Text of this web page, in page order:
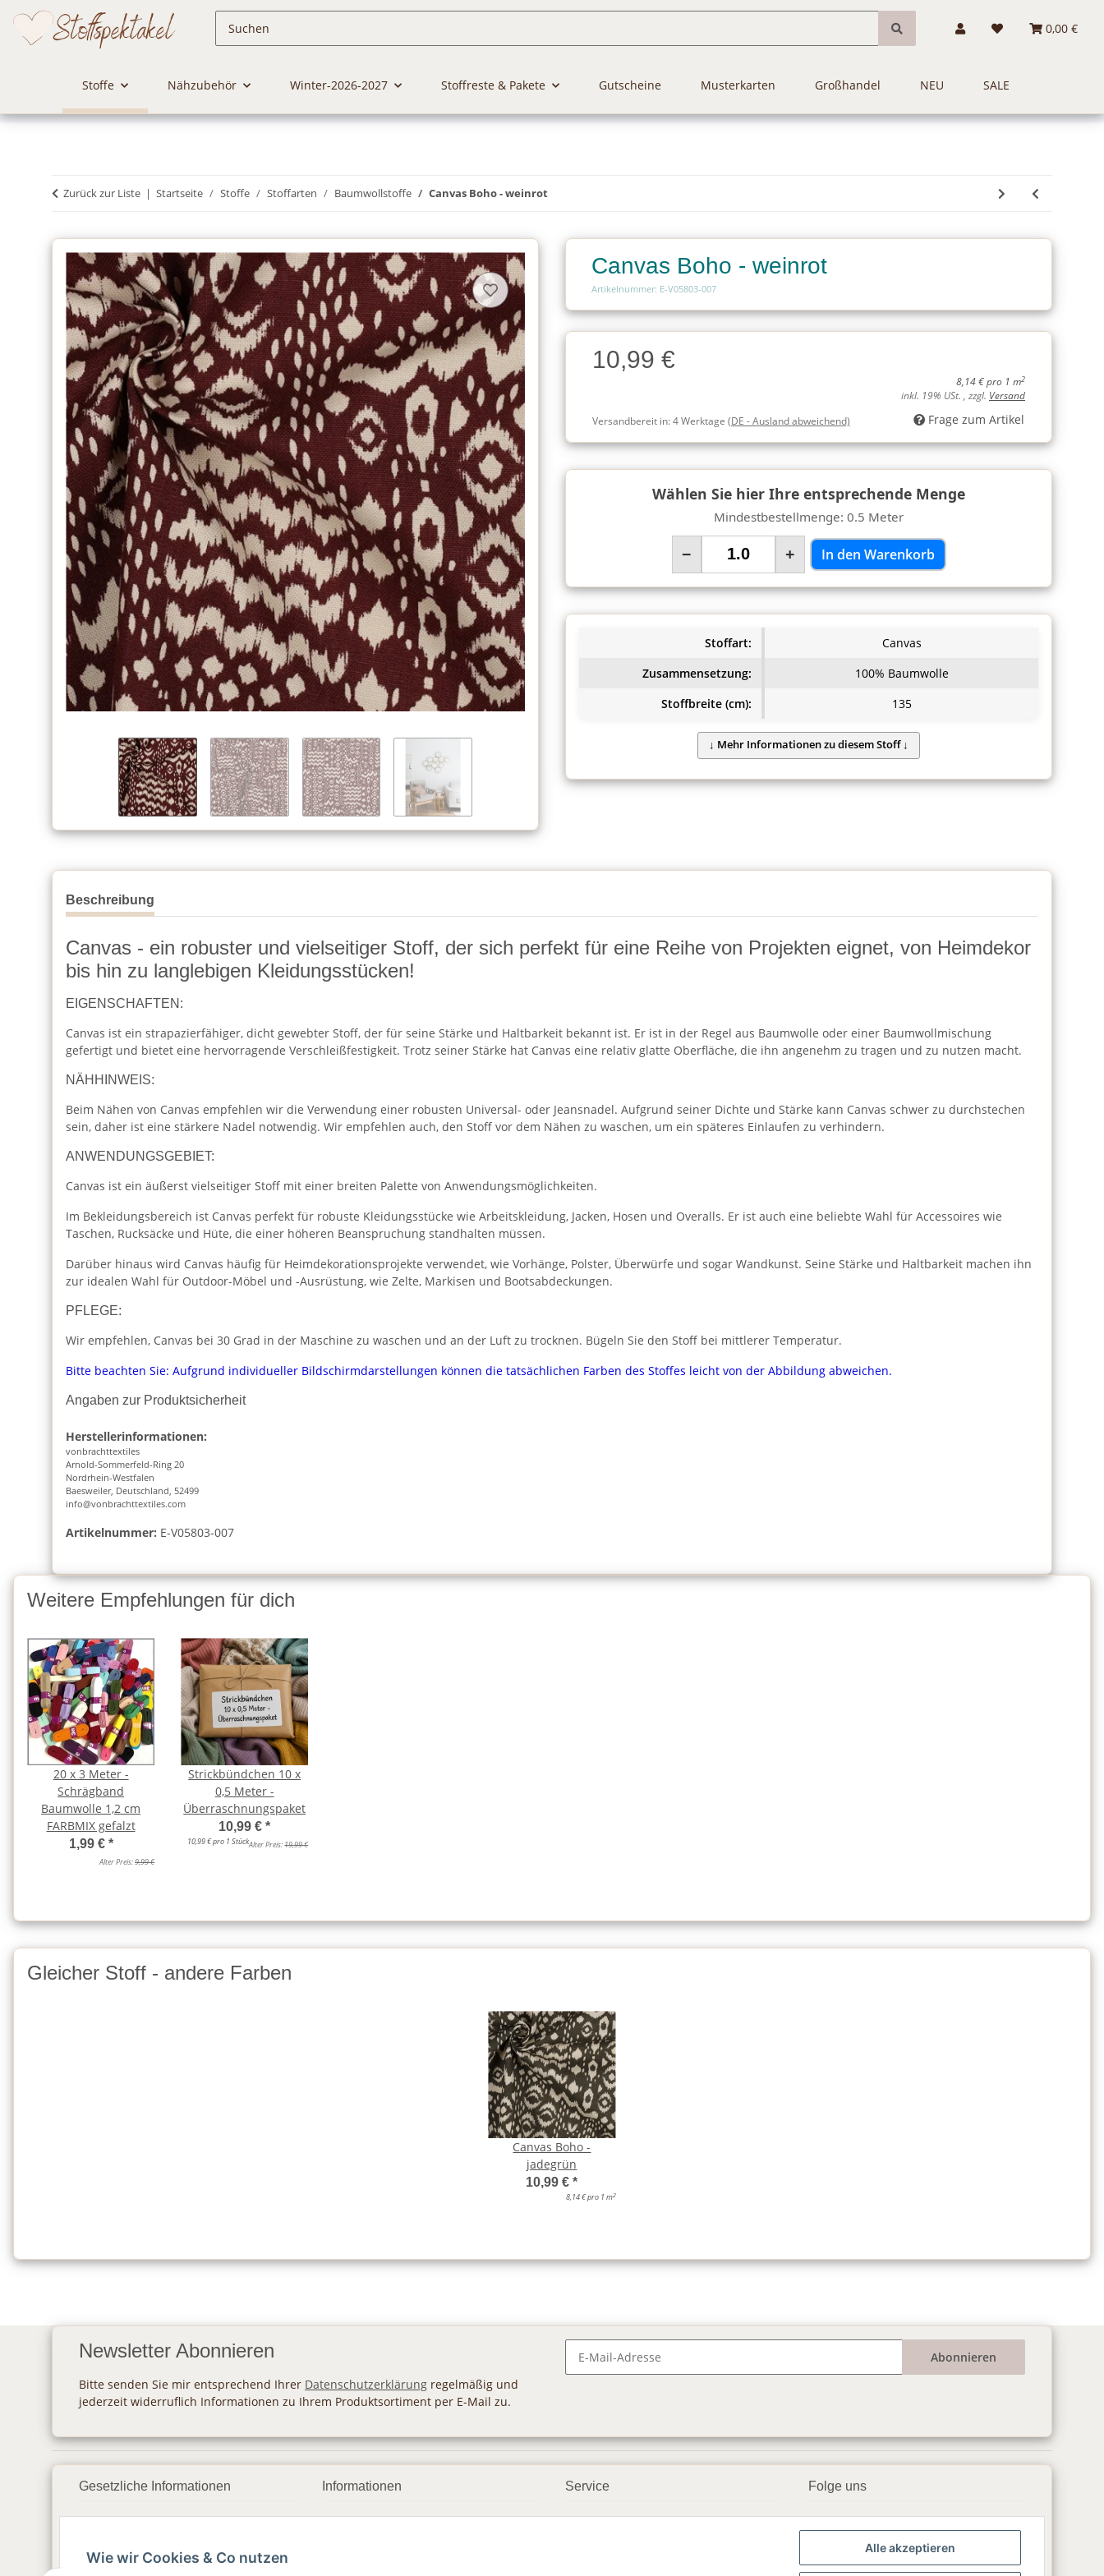
0,00 €
Stoffe Nähzubehör Winter-2026-2027 Stoffreste & Pakete Gutscheine Musterkarten Großhandel NEU SALE
Zurück zur Liste Startseite Stoffe Stoffarten Baumwollstoffe Canvas Boho - weinrot
Canvas Boho - weinrot
Artikelnummer: E-V05803-007
Charge
Charge10,99 €
8,14 € pro 1 m2
inkl. 19% USt. , zzgl. Versand
Versandbereit in:4 Werktage (DE - Ausland abweichend) Frage zum Artikel
Wählen Sie hier Ihre entsprechende Menge
Mindestbestellmenge: 0.5 Meter
− + In den Warenkorb
Stoffart:
Canvas
Zusammensetzung:
100% Baumwolle
Stoffbreite (cm):
135
Beschreibung
Canvas - ein robuster und vielseitiger Stoff, der sich perfekt für eine Reihe von Projekten eignet, von Heimdekor
bis hin zu langlebigen Kleidungsstücken!
EIGENSCHAFTEN:
Canvas ist ein strapazierfähiger, dicht gewebter Stoff, der für seine Stärke und Haltbarkeit bekannt ist. Er ist in der Regel aus Baumwolle oder einer Baumwollmischung
gefertigt und bietet eine hervorragende Verschleißfestigkeit. Trotz seiner Stärke hat Canvas eine relativ glatte Oberfläche, die ihn angenehm zu tragen und zu nutzen macht.
NÄHHINWEIS:
Beim Nähen von Canvas empfehlen wir die Verwendung einer robusten Universal- oder Jeansnadel. Aufgrund seiner Dichte und Stärke kann Canvas schwer zu durchstechen
sein, daher ist eine stärkere Nadel notwendig. Wir empfehlen auch, den Stoff vor dem Nähen zu waschen, um ein späteres Einlaufen zu verhindern.
ANWENDUNGSGEBIET:
Canvas ist ein äußerst vielseitiger Stoff mit einer breiten Palette von Anwendungsmöglichkeiten.
Im Bekleidungsbereich ist Canvas perfekt für robuste Kleidungsstücke wie Arbeitskleidung, Jacken, Hosen und Overalls. Er ist auch eine beliebte Wahl für Accessoires wie
Taschen, Rucksäcke und Hüte, die einer höheren Beanspruchung standhalten müssen.
Darüber hinaus wird Canvas häufig für Heimdekorationsprojekte verwendet, wie Vorhänge, Polster, Überwürfe und sogar Wandkunst. Seine Stärke und Haltbarkeit machen ihn
zur idealen Wahl für Outdoor-Möbel und -Ausrüstung, wie Zelte, Markisen und Bootsabdeckungen.
PFLEGE:
Wir empfehlen, Canvas bei 30 Grad in der Maschine zu waschen und an der Luft zu trocknen. Bügeln Sie den Stoff bei mittlerer Temperatur.
Bitte beachten Sie: Aufgrund individueller Bildschirmdarstellungen können die tatsächlichen Farben des Stoffes leicht von der Abbildung abweichen.
Angaben zur Produktsicherheit
Herstellerinformationen:
vonbrachttextiles
Arnold-Sommerfeld-Ring 20
Nordrhein-Westfalen
Baesweiler, Deutschland, 52499
info@vonbrachttextiles.com
Artikelnummer: E-V05803-007
Weitere Empfehlungen für dich
20 x 3 Meter -
Schrägband
Baumwolle 1,2 cm
FARBMIX gefalzt
1,99 € *
Alter Preis:9,99 €
Strickbündchen 10 x
0,5 Meter -
Überraschnungspaket
10,99 €*
10,99 € pro 1 StückAlter Preis:19,99 €
Gleicher Stoff - andere Farben
Canvas Boho -
jadegrün
10,99 €*
8,14 € pro 1 m2
Newsletter Abonnieren
Bitte senden Sie mir entsprechend Ihrer Datenschutzerklärung regelmäßig und
jederzeit widerruflich Informationen zu Ihrem Produktsortiment per E-Mail zu.
Abonnieren
Gesetzliche Informationen
AGB
Informationen Service Folge uns
▶️ YouTube
Wie wir Cookies & Co nutzen
Alle akzeptieren